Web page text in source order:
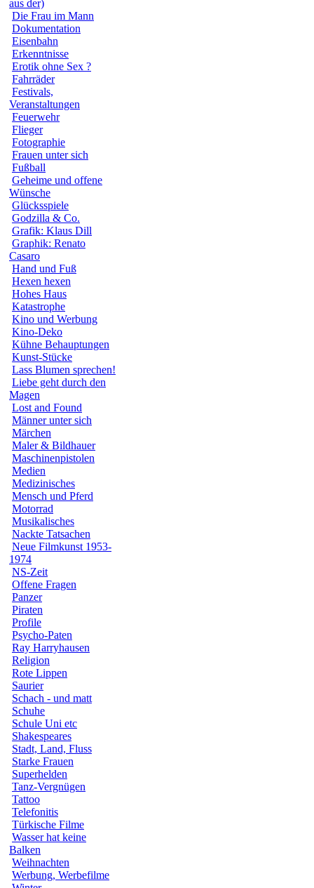
aus der)
Die Frau im Mann
Dokumentation
Eisenbahn
Erkenntnisse
Erotik ohne Sex ?
Fahrräder
Festivals,
Veranstaltungen
Feuerwehr
Flieger
Fotographie
Frauen unter sich
Fußball
Geheime und offene
Wünsche
Glücksspiele
Godzilla & Co.
Grafik: Klaus Dill
Graphik: Renato
Casaro
Hand und Fuß
Hexen hexen
Hohes Haus
Katastrophe
Kino und Werbung
Kino-Deko
Kühne Behauptungen
Kunst-Stücke
Lass Blumen sprechen!
Liebe geht durch den
Magen
Lost and Found
Männer unter sich
Märchen
Maler & Bildhauer
Maschinenpistolen
Medien
Medizinisches
Mensch und Pferd
Motorrad
Musikalisches
Nackte Tatsachen
Neue Filmkunst 1953-
1974
NS-Zeit
Offene Fragen
Panzer
Piraten
Profile
Psycho-Paten
Ray Harryhausen
Religion
Rote Lippen
Saurier
Schach - und matt
Schuhe
Schule Uni etc
Shakespeares
Stadt, Land, Fluss
Starke Frauen
Superhelden
Tanz-Vergnügen
Tattoo
Telefonitis
Türkische Filme
Wasser hat keine
Balken
Weihnachten
Werbung, Werbefilme